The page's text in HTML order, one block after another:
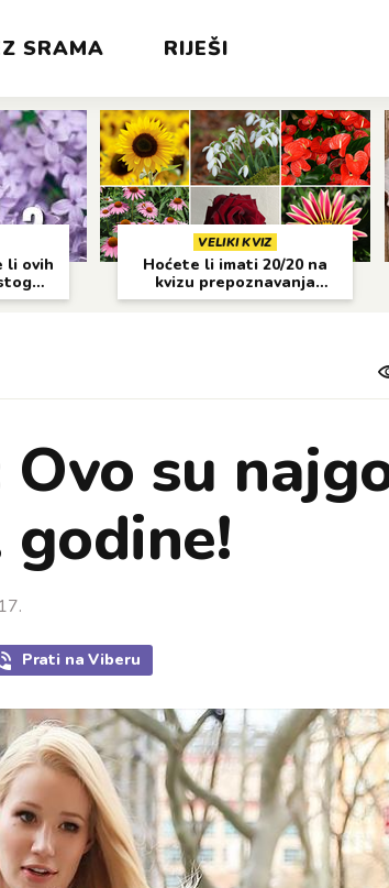
SRAMA RIJEŠI
li ovih
VELIKI KVIZ
Hoćete li imati 20/20 na
kvizu prepoznavanja
cvijeća?
su
godine!
Prati na Viberu